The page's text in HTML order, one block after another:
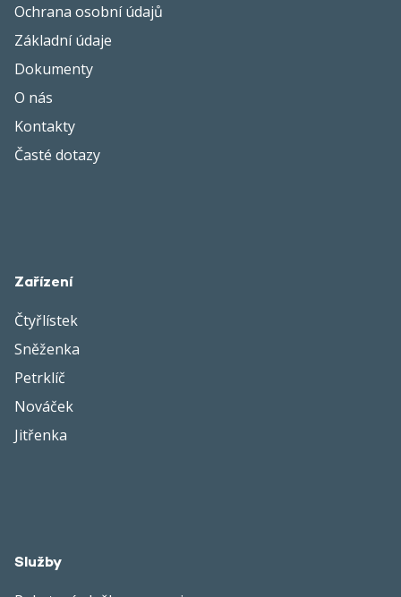
Ochrana osobní údajů
Základní údaje
Dokumenty
O nás
Kontakty
Časté dotazy
Zařízení
Čtyřlístek
Sněženka
Petrklíč
Nováček
Jitřenka
Služby